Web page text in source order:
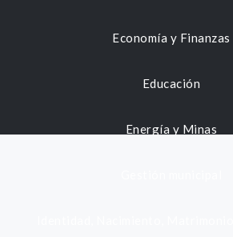
Economía y Finanzas
Educación
Energía y Minas